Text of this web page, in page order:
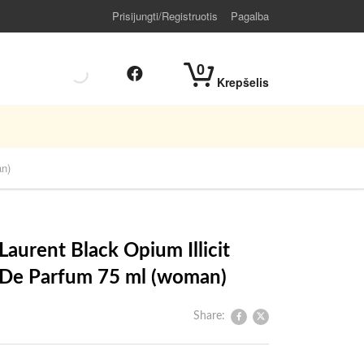
Prisijungti/Registruotis Pagalba
0
Krepšelis
Black Opium Illicit
Parfum 75 ml (woman)
Share: